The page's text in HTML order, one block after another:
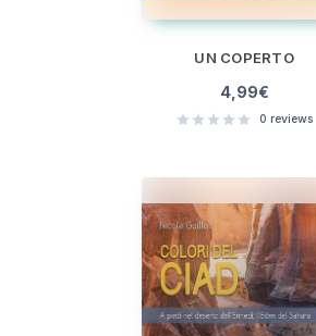
UN COPERTO
4,99€
0 reviews